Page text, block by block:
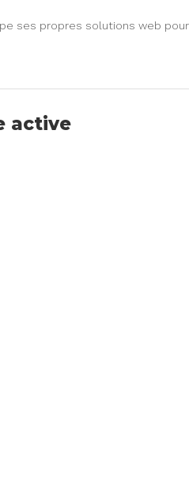
ses propres solutions web
active